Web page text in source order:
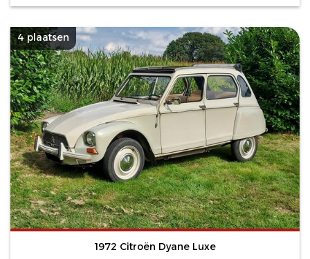
4 plaatsen
1972 Citroën Dyane Luxe